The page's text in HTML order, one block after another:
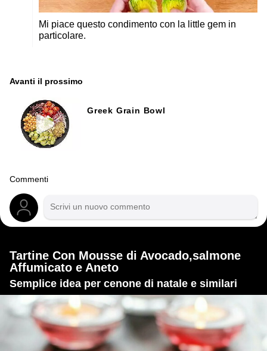
Mi piace questo condimento con la little gem in
particolare.
Avanti il ​​prossimo
Greek Grain Bowl
Commenti
Tartine Con Mousse di Avocado,salmone
Affumicato e Aneto
Semplice idea per cenone di natale e similari